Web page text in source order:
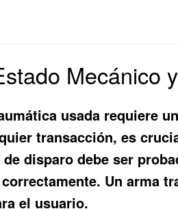
Mecánico
usada requiere
transacción, es
disparo debe ser
Un arma
el usuario.